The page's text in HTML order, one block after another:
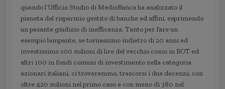
quando l’Ufficio Studio di MedioBanca ha analizzato il
pianeta del risparmio gestito di banche ed affini, esprimendo
un pesante giudizio di inefficenza. Tanto per fare un
esempio lampante, se tornassimo indietro di 20 anni ed
investissimo 100 milioni di lire del vecchio conio in BOT ed
altri 100 in fondi comuni di investimento nella categoria
azionari italiani, ci troveremmo, trascorsi i due decenni, con
oltre 420 milioni nel primo caso e con meno di 380 nel